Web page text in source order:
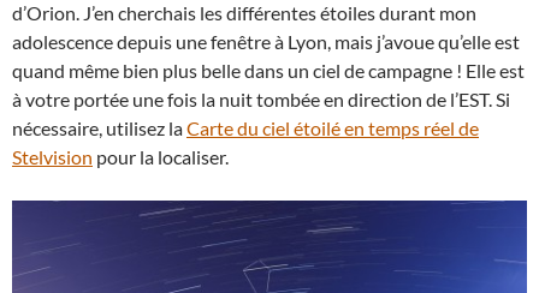
d’Orion. J’en cherchais les différentes étoiles durant mon
adolescence depuis une fenêtre à Lyon, mais j’avoue qu’elle est
quand même bien plus belle dans un ciel de campagne ! Elle est
à votre portée une fois la nuit tombée en direction de l’EST. Si
nécessaire, utilisez laCarte du ciel étoilé en temps réel de
Stelvision pour la localiser.